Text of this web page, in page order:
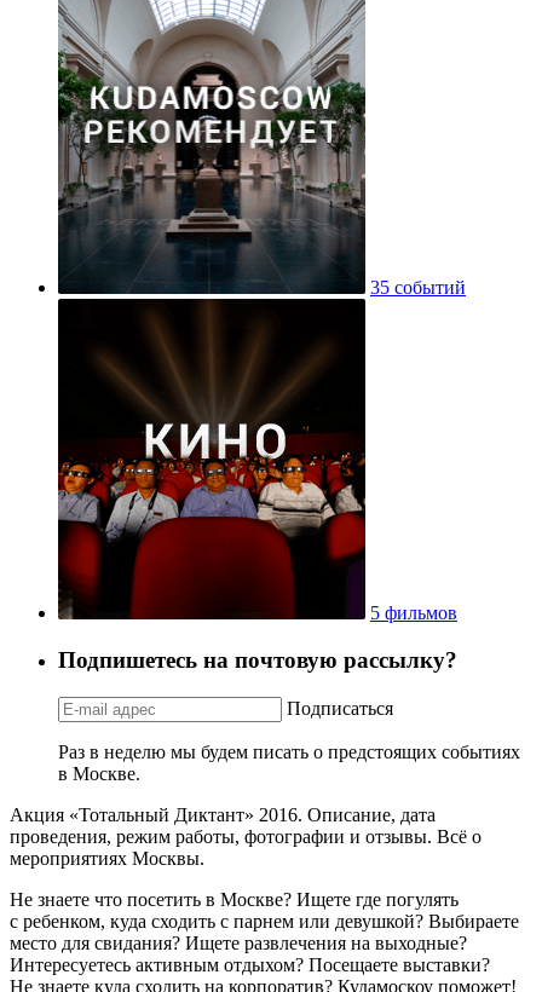
35 событий
5 фильмов
Подпишетесь на почтовую рассылку?
Подписаться
Раз в неделю мы будем писать о предстоящих событиях
в Москве.
Акция «Тотальный Диктант» 2016. Описание, дата
проведения, режим работы, фотографии и отзывы. Всё о
мероприятиях Москвы.
Не знаете что посетить в Москве? Ищете где погулять
с ребенком, куда сходить с парнем или девушкой? Выбираете
место для свидания? Ищете развлечения на выходные?
Интересуетесь активным отдыхом? Посещаете выставки?
Не знаете куда сходить на корпоратив? Кудамоскоу поможет!